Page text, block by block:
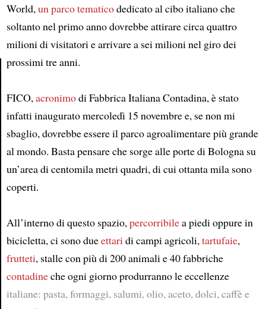
Article
World,un parco tematicodedicato al cibo italiano che
soltanto nel primo anno dovrebbe attirare circa quattro
milioni di visitatori e arrivare a sei milioni nel giro dei
prossimi tre anni.
FICO,acronimodi Fabbrica Italiana Contadina, è stato
infatti inaugurato mercoledì 15 novembre e, se non mi
sbaglio, dovrebbe essere il parco agroalimentare più grande
al mondo. Basta pensare che sorge alle porte di Bologna su
un’area di centomila metri quadri, di cui ottanta mila sono
coperti.
All’interno di questo spazio,percorribilea piedi oppure in
bicicletta, ci sono dueettaridi campi agricoli,tartufaie,
frutteti, stalle con più di 200 animali e 40 fabbriche
contadineche ogni giorno produrranno le eccellenze
italiane: pasta, formaggi, salumi, olio, aceto, dolci, caffè e